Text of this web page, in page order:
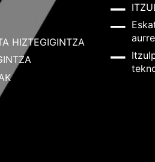
HIZTEGIGINTZA